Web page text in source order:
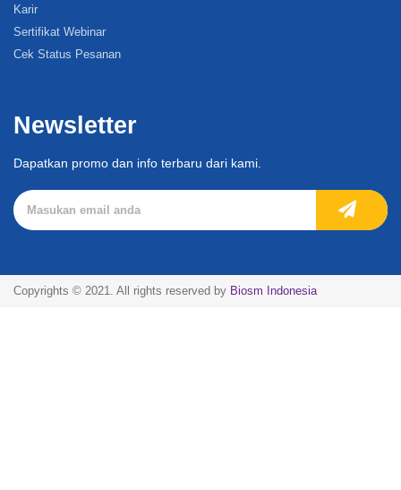
Karir
Sertifikat Webinar
Cek Status Pesanan
Newsletter
Dapatkan promo dan info terbaru dari kami.
Copyrights © 2021. All rights reserved by Biosm Indonesia